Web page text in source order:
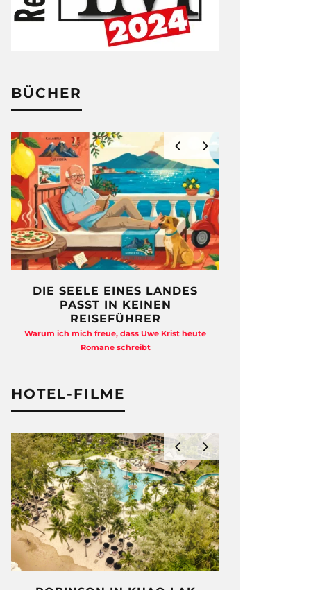
BÜCHER
DIE SEELE EINES LANDES
PASST IN KEINEN
REISEFÜHRER
Warum ich mich freue, dass Uwe Krist heute
Romane schreibt
HOTEL-FILME